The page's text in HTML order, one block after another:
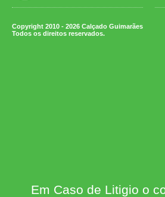
Copyright 2010 - 2026 Calçado Guimarães
Todos os direitos reservados.
Em Caso de Litigio o